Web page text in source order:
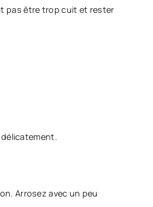
pas être trop cuit et rester
délicatement.
Arrosez avec un peu